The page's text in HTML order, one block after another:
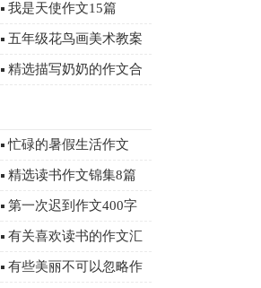
字合集6篇
我是天使作文15篇
五年级花鸟画美术教案
设计
精选描写奶奶的作文合
忙碌的暑假生活作文
精选读书作文锦集8篇
第一次迟到作文400字
有关喜欢读书的作文汇
总九篇
有些美丽不可以忽略作